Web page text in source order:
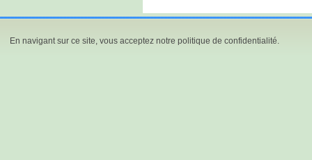
En navigant sur ce site, vous acceptez notre politique de confidentialité.